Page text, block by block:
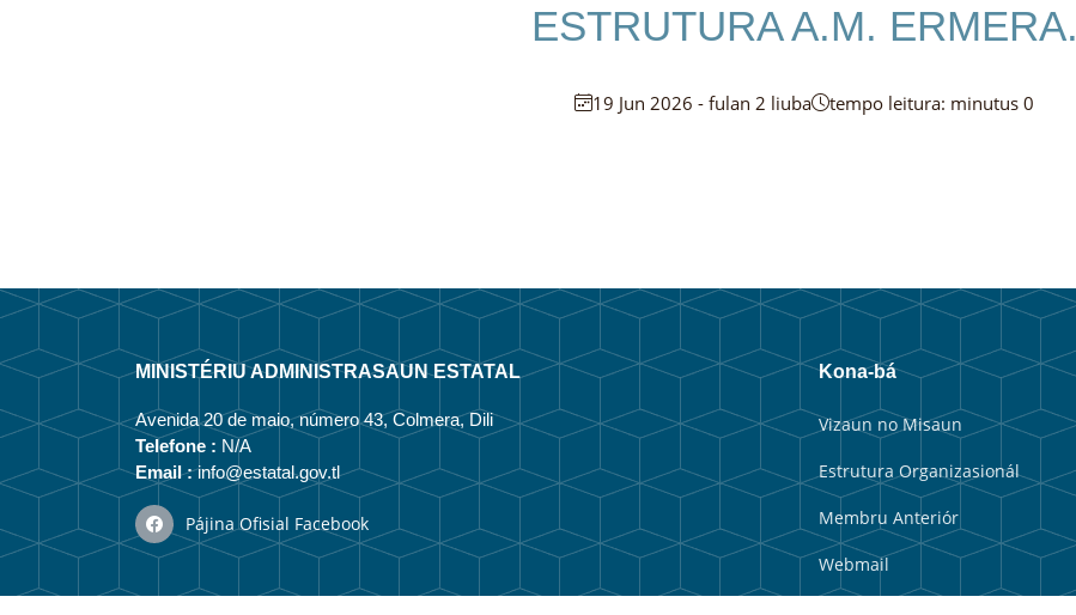
ESTRUTURA A.M. ERMERA.
19 Jun 2026 - fulan 2 liuba tempo leitura: minutus 0
MINISTÉRIU ADMINISTRASAUN ESTATAL
Avenida 20 de maio, número 43, Colmera, Dili
Telefone : N/A
Email :info@estatal.gov.tl
Pájina Ofisial Facebook
Kona-bá
Vizaun no Misaun
Estrutura Organizasionál
Membru Anteriór
Webmail